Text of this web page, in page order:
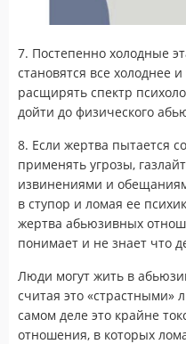
7. Постепенно холодные
становятся все холоднее
расщирять спектр
дойти до физического
8. Если жертва пытается
применять угрозы,
извинениями и
в ступор и ломая ее
жертва абьюзивных
понимает и не знает что
Люди могут жить в
считая это
самом деле это крайне
отношения, в которых